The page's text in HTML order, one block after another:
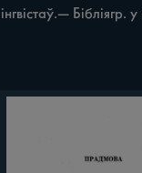
Бібліягр.